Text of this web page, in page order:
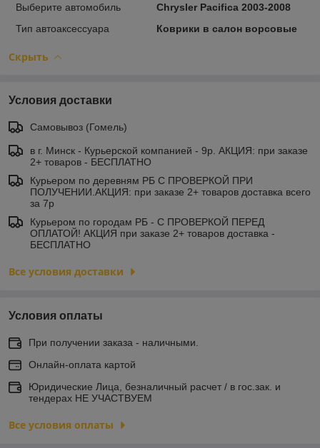
Выберите автомобиль
Chrysler Pacifica 2003-2008
Тип автоаксессуара
Коврики в салон ворсовые
Скрыть
Условия доставки
Самовывоз (Гомель)
в г. Минск - Курьерской компанией - 9р. АКЦИЯ: при заказе
2+ товаров - БЕСПЛАТНО
Курьером по деревням РБ С ПРОВЕРКОЙ ПРИ
ПОЛУЧЕНИИ.АКЦИЯ: при заказе 2+ товаров доставка всего
за 7р
Курьером по городам РБ - С ПРОВЕРКОЙ ПЕРЕД
ОПЛАТОЙ! АКЦИЯ при заказе 2+ товаров доставка -
БЕСПЛАТНО
Все условия доставки
Условия оплаты
При получении заказа - наличными.
Онлайн-оплата картой
Юридические Лица, безналичный расчет / в гос.зак. и
тендерах НЕ УЧАСТВУЕМ
Все условия оплаты